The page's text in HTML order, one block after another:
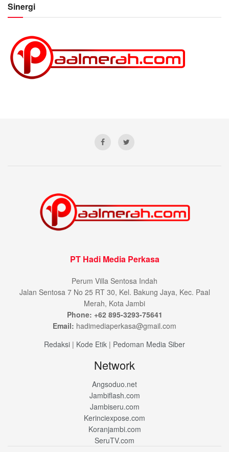
Sinergi
PT Hadi Media Perkasa
Perum Villa Sentosa Indah
Jalan Sentosa 7 No 25 RT 30, Kel. Bakung Jaya, Kec. Paal
Merah, Kota Jambi
Phone: +62 895-3293-75641
Email: hadimediaperkasa@gmail.com
Redaksi | Kode Etik | Pedoman Media Siber
Network
Angsoduo.net
Jambiflash.com
Jambiseru.com
Kerinciexpose.com
Koranjambi.com
SeruTV.com